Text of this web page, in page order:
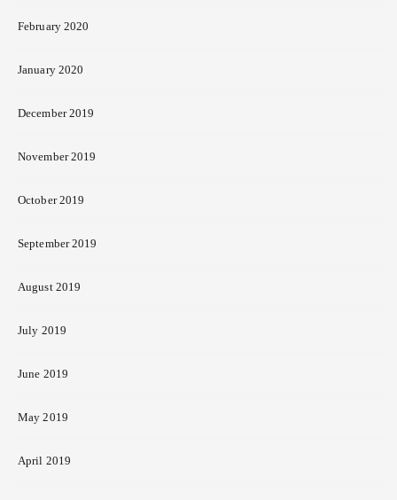
February 2020
January 2020
December 2019
November 2019
October 2019
September 2019
August 2019
July 2019
June 2019
May 2019
April 2019